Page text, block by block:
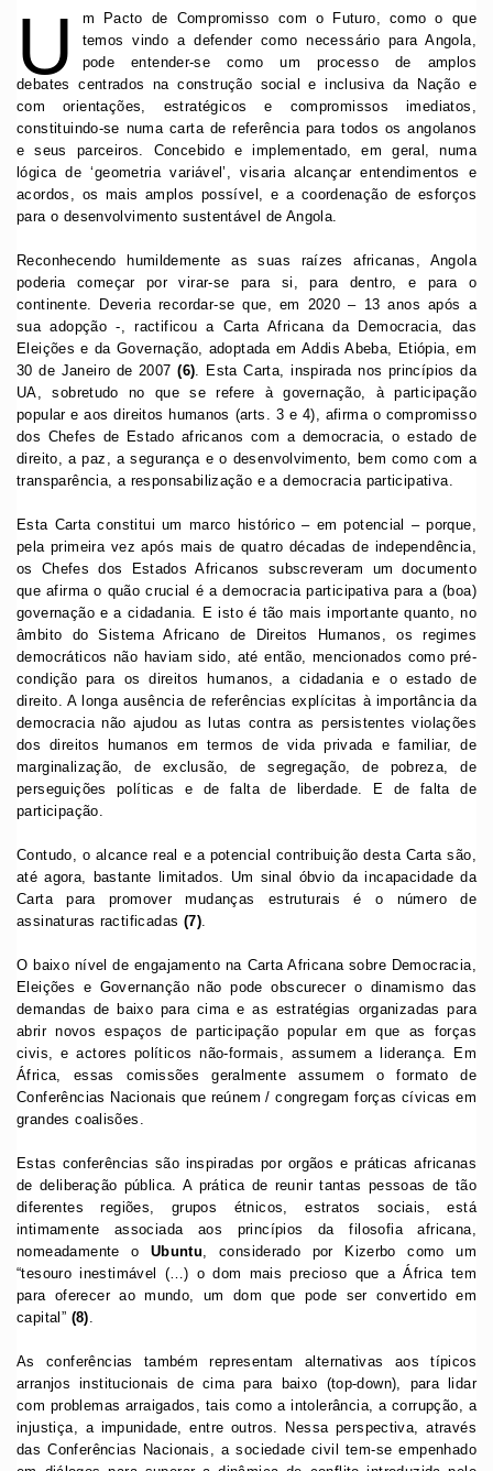
U
m Pacto de Compromisso com o Futuro, como o que
temos vindo a defender como necessário para Angola,
pode entender-se como um processo de amplos
debates centrados na construção social e inclusiva da Nação e
com orientações, estratégicos e compromissos imediatos,
constituindo-se numa carta de referência para todos os angolanos
e seus parceiros. Concebido e implementado, em geral, numa
lógica de ‘geometria variável’, visaria alcançar entendimentos e
acordos, os mais amplos possível, e a coordenação de esforços
para o desenvolvimento sustentável de Angola.
Reconhecendo humildemente as suas raízes africanas, Angola
poderia começar por virar-se para si, para dentro, e para o
continente. Deveria recordar-se que, em 2020 – 13 anos após a
sua adopção -, ractificou a Carta Africana da Democracia, das
Eleições e da Governação, adoptada em Addis Abeba, Etiópia, em
30 de Janeiro de 2007(6) . Esta Carta, inspirada nos princípios da
UA, sobretudo no que se refere à governação, à participação
popular e aos direitos humanos (arts. 3 e 4), afirma o compromisso
dos Chefes de Estado africanos com a democracia, o estado de
direito, a paz, a segurança e o desenvolvimento, bem como com a
transparência, a responsabilização e a democracia participativa.
Esta Carta constitui um marco histórico – em potencial – porque,
pela primeira vez após mais de quatro décadas de independência,
os Chefes dos Estados Africanos subscreveram um documento
que afirma o quão crucial é a democracia participativa para a (boa)
governação e a cidadania. E isto é tão mais importante quanto, no
âmbito do Sistema Africano de Direitos Humanos, os regimes
democráticos não haviam sido, até então, mencionados como pré-
condição para os direitos humanos, a cidadania e o estado de
direito. A longa ausência de referências explícitas à importância da
democracia não ajudou as lutas contra as persistentes violações
dos direitos humanos em termos de vida privada e familiar, de
marginalização, de exclusão, de segregação, de pobreza, de
perseguições políticas e de falta de liberdade. E de falta de
participação.
Contudo, o alcance real e a potencial contribuição desta Carta são,
até agora, bastante limitados. Um sinal óbvio da incapacidade da
Carta para promover mudanças estruturais é o número de
assinaturas ractificadas (7).
O baixo nível de engajamento na Carta Africana sobre Democracia,
Eleições e Governanção não pode obscurecer o dinamismo das
demandas de baixo para cima e as estratégias organizadas para
abrir novos espaços de participação popular em que as forças
civis, e actores políticos não-formais, assumem a liderança. Em
África, essas comissões geralmente assumem o formato de
Conferências Nacionais que reúnem / congregam forças cívicas em
grandes coalisões.
Estas conferências são inspiradas por orgãos e práticas africanas
de deliberação pública. A prática de reunir tantas pessoas de tão
diferentes regiões, grupos étnicos, estratos sociais, está
intimamente associada aos princípios da filosofia africana,
nomeadamente o Ubuntu , considerado por Kizerbo como um
“tesouro inestimável (…) o dom mais precioso que a África tem
para oferecer ao mundo, um dom que pode ser convertido em
capital” (8)
As conferências também representam alternativas aos típicos
arranjos institucionais de cima para baixo (top-down), para lidar
com problemas arraigados, tais como a intolerância, a corrupção, a
injustiça, a impunidade, entre outros. Nessa perspectiva, através
das Conferências Nacionais, a sociedade civil tem-se empenhado